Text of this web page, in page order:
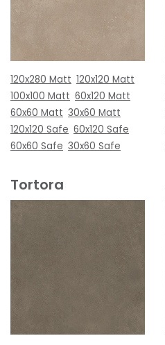
120x280 Matt 120x120 Matt
100x100 Matt 60x120 Matt
60x60 Matt 30x60 Matt
120x120 Safe 60x120 Safe
60x60 Safe 30x60 Safe
Tortora